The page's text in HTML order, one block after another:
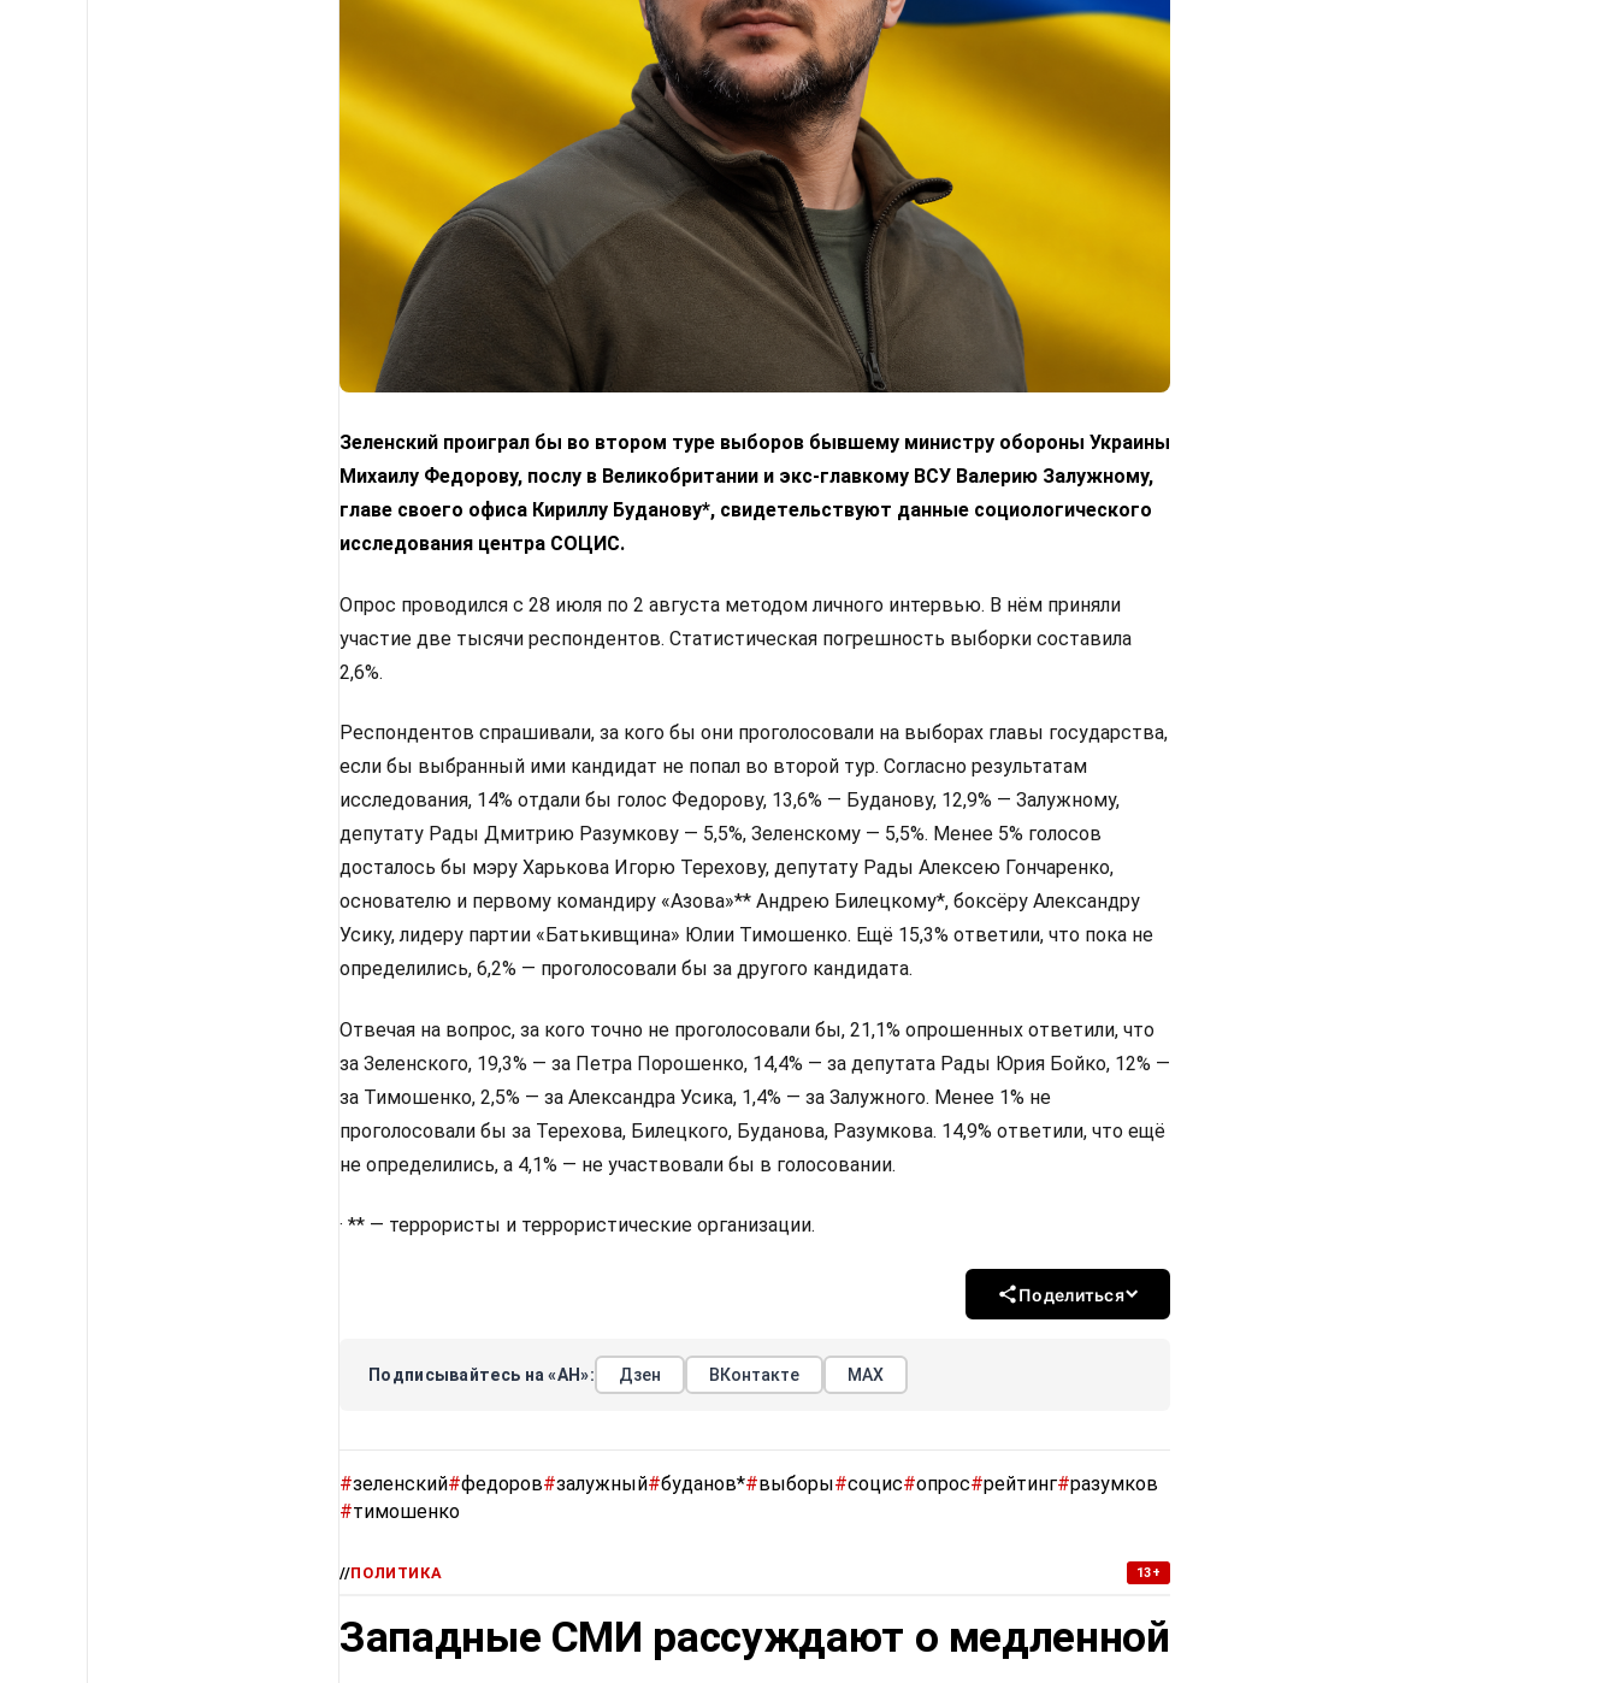
Зеленский проиграл бы во втором туре выборов бывшему министру обороны Украины
Михаилу Федорову, послу в Великобритании и экс-главкому ВСУ Валерию Залужному,
главе своего офиса Кириллу Буданову*, свидетельствуют данные социологического
исследования центра СОЦИС.
Опрос проводился с 28 июля по 2 августа методом личного интервью. В нём приняли
участие две тысячи респондентов. Статистическая погрешность выборки составила
2,6%.
Респондентов спрашивали, за кого бы они проголосовали на выборах главы государства,
если бы выбранный ими кандидат не попал во второй тур. Согласно результатам
исследования, 14% отдали бы голос Федорову, 13,6% — Буданову, 12,9% — Залужному,
депутату Рады Дмитрию Разумкову — 5,5%, Зеленскому — 5,5%. Менее 5% голосов
досталось бы мэру Харькова Игорю Терехову, депутату Рады Алексею Гончаренко,
основателю и первому командиру «Азова»** Андрею Билецкому*, боксёру Александру
Усику, лидеру партии «Батькивщина» Юлии Тимошенко. Ещё 15,3% ответили, что пока не
определились, 6,2% — проголосовали бы за другого кандидата.
Отвечая на вопрос, за кого точно не проголосовали бы, 21,1% опрошенных ответили, что
за Зеленского, 19,3% — за Петра Порошенко, 14,4% — за депутата Рады Юрия Бойко, 12% —
за Тимошенко, 2,5% — за Александра Усика, 1,4% — за Залужного. Менее 1% не
проголосовали бы за Терехова, Билецкого, Буданова, Разумкова. 14,9% ответили, что ещё
не определились, а 4,1% — не участвовали бы в голосовании.
· ** — террористы и террористические организации.
Поделиться
Подписывайтесь на «АН»: Дзен ВКонтакте МАХ
#зеленский#федоров#залужный#буданов*#выборы#социс#опрос#рейтинг#разумков
#тимошенко
//ПОЛИТИКА 13+
Западные СМИ рассуждают о медленной